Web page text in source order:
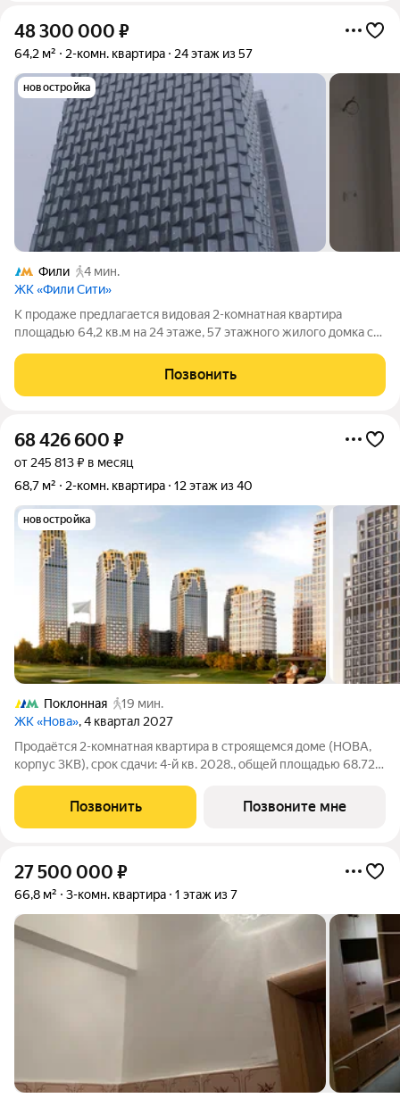
48 300 000 ₽
64,2 м² 2-комн. квартира 24 этаж из 57
новостройка
Фили
4 мин.
ЖК «Фили Сити»
К продаже предлагается видовая 2-комнатная квартира
площадью 64,2 кв.м на 24 этаже, 57 этажного жилого домка с
класса Famous (.ЗАО, район Филёвский парк) . Собственник:
юр. лицо. Эффектный
Позвонить
68 426 600 ₽
от 245 813 ₽ в месяц
68,7 м²
2-комн. квартира 12 этаж из 40
новостройка
Поклонная
19 мин.
ЖК «Нова», 4 квартал 2027
Продаётся 2-комнатная квартира в строящемся доме (НОВА,
корпус 3КВ), срок сдачи: 4-й кв. 2028., общей площадью 68.72
зеленом районе Москвы, ставшие образцом практичной
премиальности и
Позвонить Позвоните мне
27 500 000 ₽
66,8 м² 3-комн. квартира 1 этаж из 7